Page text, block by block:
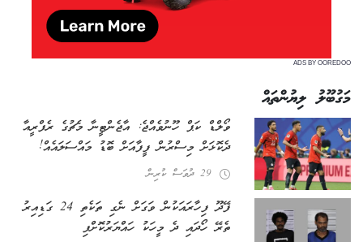
ADS BY OOREDOO
މަގުބޫލު ލިޔުންތައް
ވޯލްޑް ކަޕް ހޫނުވެއްޖެ: އާޖެންޓީނާ މެޗުގެ ރެފްރީއާ
ދެކޮޅަށް މިސްރުން ފީފާއަށް ބޮޑު މައްސަލައެއް!
29 ދުވަސް ކުރިން
ފޭދޫ ފިހާރައަކުން ވަގަށް ނެގި ތަކެތި 24 ގަޑިއިރު
ތެރޭ ހޯދައި ދެ މީހަކު ހައްޔަރުކޮށްފި